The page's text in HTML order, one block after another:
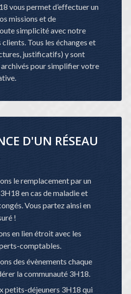
vous permet d’effectuer un
missions et de
simplicité avec notre
Tous les échanges et
justificatifs) y sont
pour simplifier votre
D'UN RÉSEAU
le remplacement par un
en cas de maladie et
Vous partez ainsi en
!
en lien étroit avec les
comptables.
des évènements chaque
la communauté 3H18.
petits-déjeuners 3H18 qui